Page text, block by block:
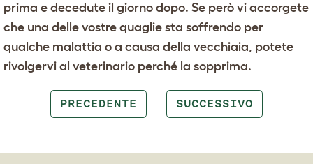
prima e decedute il giorno dopo. Se però vi accorgete
che una delle vostre quaglie sta soffrendo per
qualche malattia o a causa della vecchiaia, potete
rivolgervi al veterinario perché la sopprima.
PRECEDENTE SUCCESSIVO